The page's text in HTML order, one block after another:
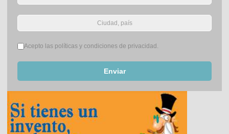
Términos del servicio*
Acepto las políticas y condiciones de privacidad.
Enviar